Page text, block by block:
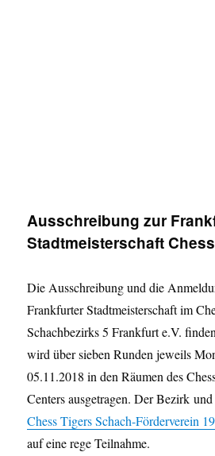
Ausschreibung zur
Stadtmeisterschaft
Die Ausschreibung und die
Frankfurter Stadtmeisterschaft im
Schachbezirks 5 Frankfurt e.V.
wird über sieben Runden jeweils
05.11.2018 in den Räumen des
Centers ausgetragen. Der Bezirk
Chess Tigers Schach-Förderverein
auf eine rege Teilnahme.